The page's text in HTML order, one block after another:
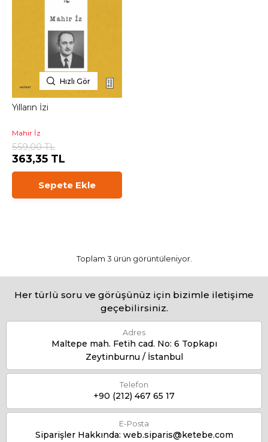
Hızlı Gör
Yılların İzi
Mahir İz
559,00 TL
363,35 TL
Sepete Ekle
Toplam 3 ürün görüntüleniyor.
Her türlü soru ve görüşünüz için bizimle iletişime
geçebilirsiniz.
Adres
Maltepe mah. Fetih cad. No: 6 Topkapı
Zeytinburnu / İstanbul
Telefon
+90 (212) 467 65 17
E-Posta
Siparişler Hakkında: web.siparis@ketebe.com